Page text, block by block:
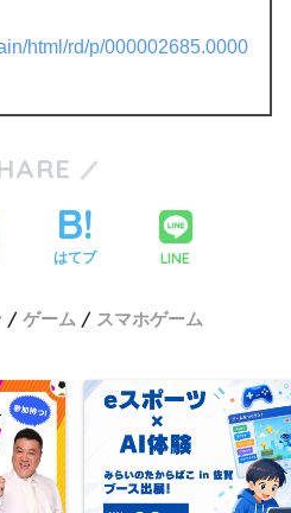
html/rd/p/000002685.0000
はてブ LINE
ゲーム スマホゲーム